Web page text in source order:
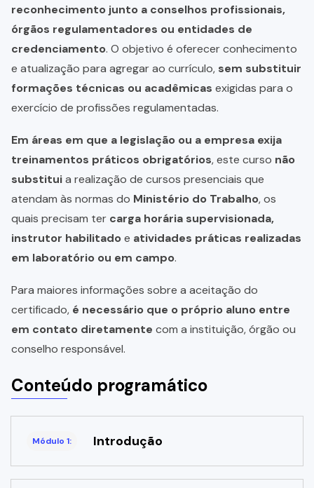
reconhecimento junto a conselhos profissionais,
órgãos regulamentadores ou entidades de
credenciamento. O objetivo é oferecer conhecimento
e atualização para agregar ao currículo, sem substituir
formações técnicas ou acadêmicas exigidas para o
exercício de profissões regulamentadas.
Em áreas em que a legislação ou a empresa exija
treinamentos práticos obrigatórios, este curso não
substituia realização de cursos presenciais que
atendam às normas do Ministério do Trabalho, os
quais precisam ter carga horária supervisionada,
instrutor habilitadoe atividades práticas realizadas
em laboratório ou em campo.
Para maiores informações sobre a aceitação do
certificado, é necessário que o próprio aluno entre
em contato diretamente com a instituição, órgão ou
conselho responsável.
Conteúdo programático
Módulo 1: Introdução